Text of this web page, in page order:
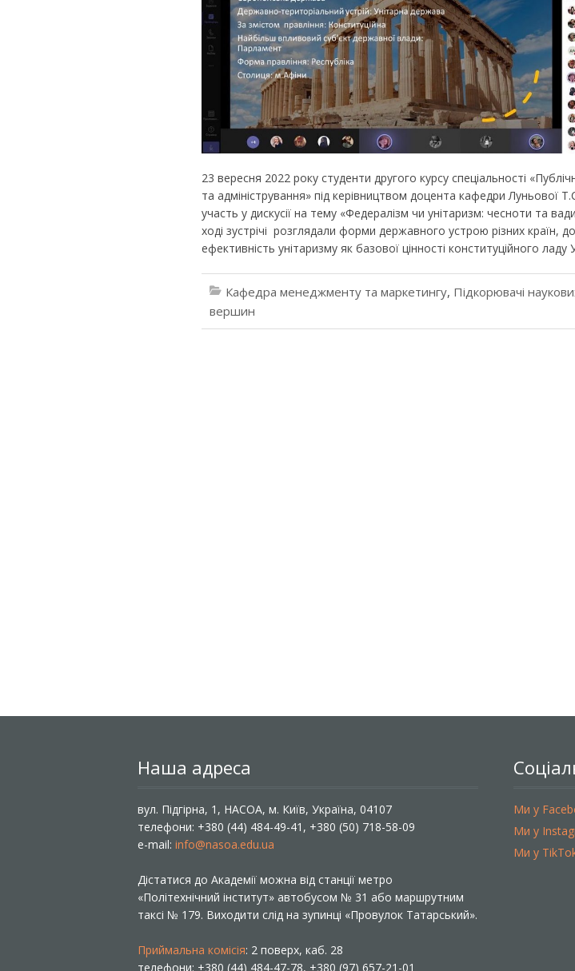
23 вересня 2022 року студенти другого курсу спеціальності
та адміністрування» під керівництвом доцента кафедри Луньової
участь у дискусії на тему «Федералізм чи унітаризм: чесноти та
ході зустрічі розглядали форми державного устрою різних країн,
ефективність унітаризму як базової цінності конституційного ладу
Кафедра менеджменту та маркетингу, Підкорювачі
вершин
Наша адреса
вул. Підгірна, 1, НАСОА, м. Київ, Україна, 04107
телефони: +380 (44) 484-49-41, +380 (50) 718-58-09
e-mail: info@nasoa.edu.ua
Дістатися до Академії можна від станції метро
«Політехнічний інститут» автобусом № 31 або маршрутним
таксі № 179. Виходити слід на зупинці «Провулок Татарський».
Приймальна комісія: 2 поверх, каб. 28
телефони: +380 (44) 484-47-78, +380 (97) 657-21-01
Ми у
Ми у
Ми у